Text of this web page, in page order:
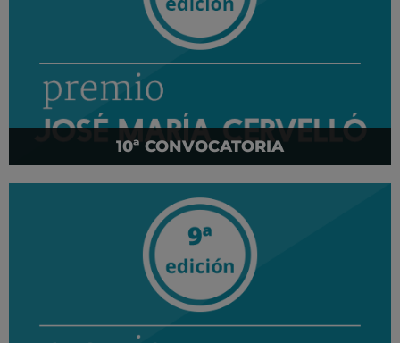
10ª CONVOCATORIA